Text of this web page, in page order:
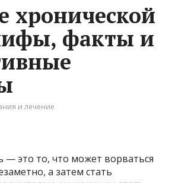
хронической
факты и
и лечение
— это то, что может ворваться
а затем стать